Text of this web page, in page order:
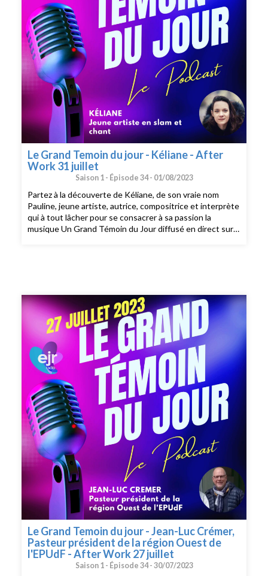
Le Grand Temoin du jour - Kéliane - After
Work 31 juillet
Saison 1 - Épisode 34 - 01/08/2023
Partez à la découverte de Kéliane, de son vraie nom
Pauline, jeune artiste, autrice, compositrice et interprète
qui à tout lâcher pour se consacrer à sa passion la
musique Un Grand Témoin du Jour diffusé en direct sur
Le Grand Temoin du jour - Jean-Luc Crémer,
Pasteur président de la région Ouest de
l'EPUdF - After Work 27 juillet
Saison 1 - Épisode 34 - 30/07/2023